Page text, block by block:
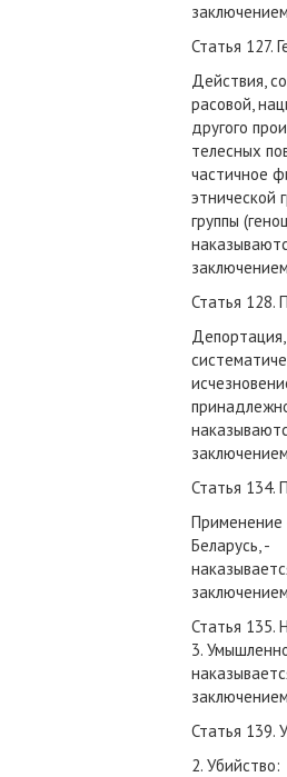
Статья 127.
Действия,
расовой,
другого
телесных
частичное
этнической
группы
Статья 128.
Статья 134.
Применение
Беларусь, -
Статья 135.
3.
Статья 139.
2. Убийство: